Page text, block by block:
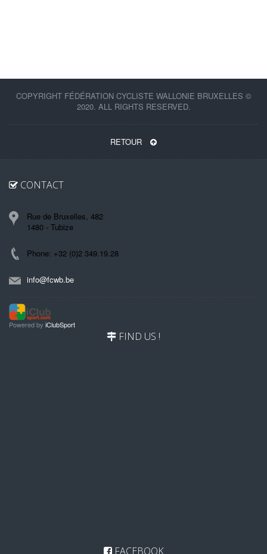
COPYRIGHT FÉDÉRATION CYCLISTE WALLONIE BRUXELLES ©
2020. ALL RIGHTS RESERVED.
RETOUR
CONTACT
Rue de Bruxelles, 482
1480 - Tubize
Phone: +32 (0)2 349.19.28
info@fcwb.be
Powered by iClubSport
FIND US !
FACEBOOK